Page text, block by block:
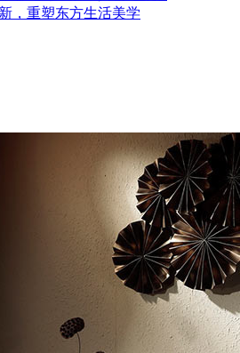
，重塑东方生活美学